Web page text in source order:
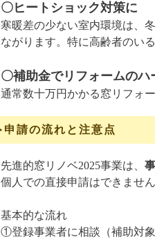
〇ヒートショック対策に
寒暖差の少ない室内環境は、
ながります。特に高齢者のい
〇補助金でリフォームのハ
通常数十万円かかる窓リフォ
申請の流れと注意点
先進的窓リノベ2025事業は、
個人での直接申請はできません
基本的な流れ
①登録事業者に相談（補助対象